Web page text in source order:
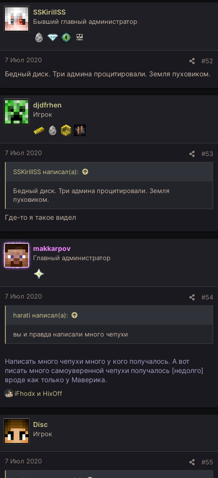
к
ц
и
и
SSKirillSS
Бывший главный администратор
7 Июл 2020 #52
Бедный диск. Три админа процитировали. Земля пуховиком.
djdfrhen
Игрок
7 Июл 2020 #53
SSKirillSS написал(а):
Бедный диск. Три админа процитировали. Земля
пуховиком.
Где-то я такое видел
makkarpov
Главный администратор
7 Июл 2020 #54
harati написал(а):
вы и правда написали много чепухи
Написать много чепухи много у кого получалось. А вот
писать много самоуверенной чепухи получалось [недолго]
вроде как только у Маверика.
Р
к
ц
и
:
iFhodx и HixOff
Disc
Игрок
7 Июл 2020 #55